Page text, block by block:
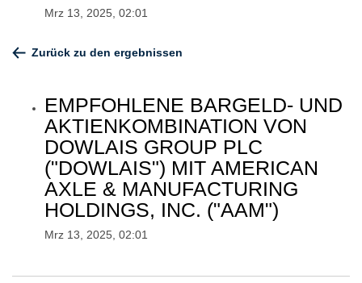
Mrz 13, 2025, 02:01
Zurück zu den ergebnissen
EMPFOHLENE BARGELD- UND
AKTIENKOMBINATION VON
DOWLAIS GROUP PLC
("DOWLAIS") MIT AMERICAN
AXLE & MANUFACTURING
HOLDINGS, INC. ("AAM")
Mrz 13, 2025, 02:01